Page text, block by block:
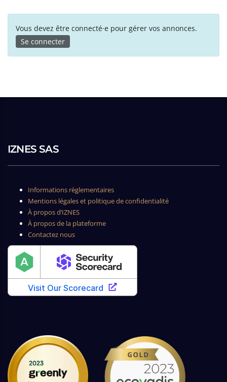
Vous devez être connecté·e pour gérer vos annonces.
Se connecter
IZNES SAS
Informations règlementaires
Mentions légales et politique de confidentialité
À propos d’IZNES
À propos de la plateforme
Contactez nous